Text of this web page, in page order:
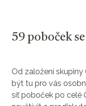
59 poboček
Od založení
být tu pro vás
síť poboček po celé